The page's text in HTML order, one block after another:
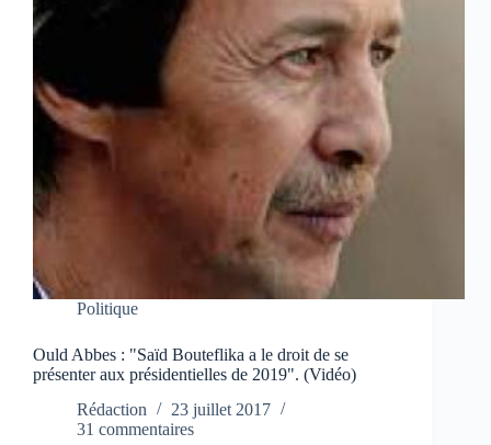
Politique
Ould Abbes : "Saïd Bouteflika a le droit de se
présenter aux présidentielles de 2019". (Vidéo)
Rédaction
23 juillet 2017
31 commentaires